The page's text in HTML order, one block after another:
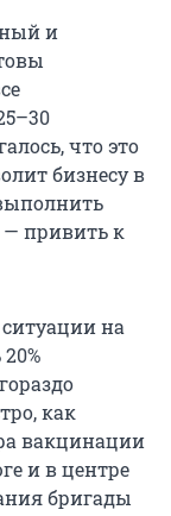
и
что это
бизнесу в
— привить к
на
как
вакцинации
и в центре
бригады